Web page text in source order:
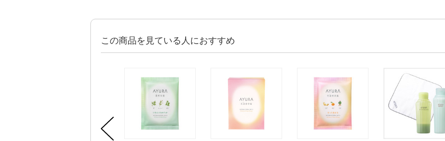
この商品を見ている人におすすめ